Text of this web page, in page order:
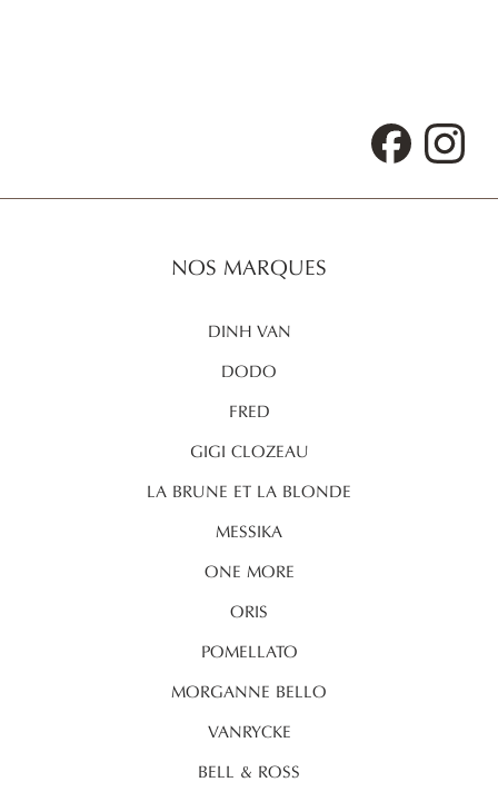
Facebook
NOS MARQUES
DINH VAN
DODO
FRED
GIGI CLOZEAU
LA BRUNE ET LA BLONDE
MESSIKA
ONE MORE
ORIS
POMELLATO
MORGANNE BELLO
VANRYCKE
BELL & ROSS